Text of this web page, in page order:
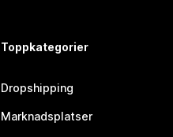
Toppkategorier
Dropshipping
Marknadsplatser